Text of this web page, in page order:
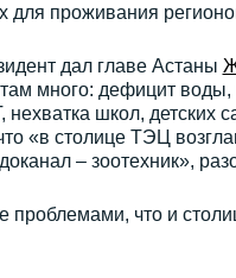
для проживания
дал главе Астаны
много: дефицит
школ, детских
«в столице ТЭЦ
– зоотехник»,
проблемами, что и